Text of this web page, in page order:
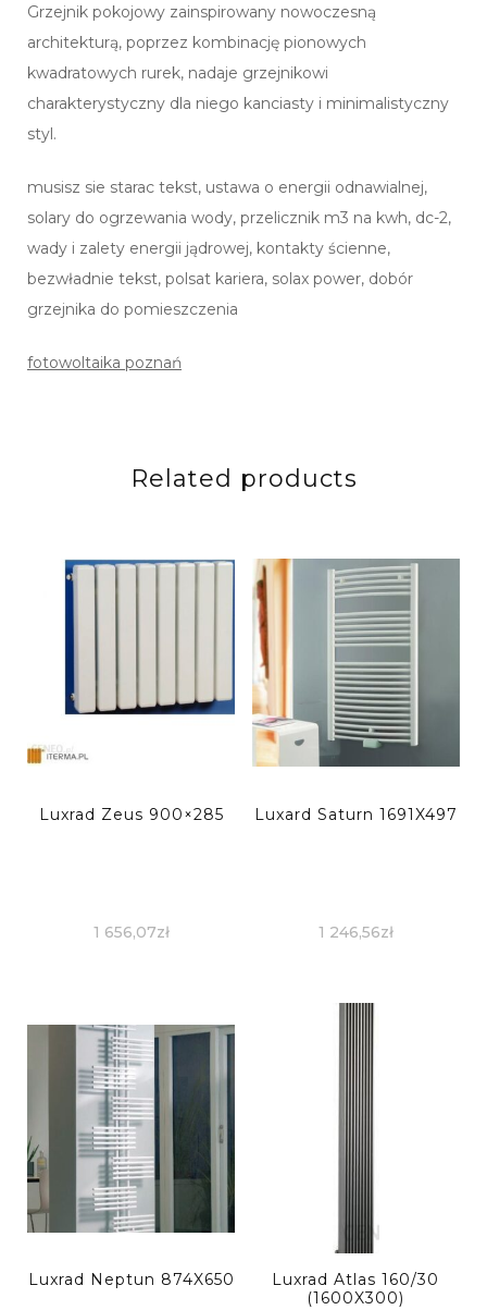
Grzejnik pokojowy zainspirowany nowoczesną
architekturą, poprzez kombinację pionowych
kwadratowych rurek, nadaje grzejnikowi
charakterystyczny dla niego kanciasty i minimalistyczny
styl.
musisz sie starac tekst, ustawa o energii odnawialnej,
solary do ogrzewania wody, przelicznik m3 na kwh, dc-2,
wady i zalety energii jądrowej, kontakty ścienne,
bezwładnie tekst, polsat kariera, solax power, dobór
grzejnika do pomieszczenia
fotowoltaika poznań
Related products
Luxrad Zeus 900×285
1 656,07zł
Luxard Saturn 1691X497
1 246,56zł
Luxrad Neptun 874X650
Luxrad Atlas 160/30
(1600X300)